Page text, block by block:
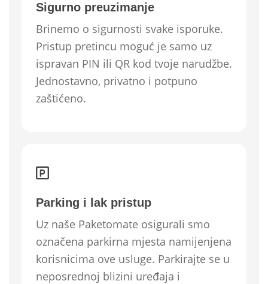
Sigurno preuzimanje
Brinemo o sigurnosti svake isporuke.
Pristup pretincu moguć je samo uz
ispravan PIN ili QR kod tvoje narudžbe.
Jednostavno, privatno i potpuno
zaštićeno.
Parking i lak pristup
Uz naše Paketomate osigurali smo
označena parkirna mjesta namijenjena
korisnicima ove usluge. Parkirajte se u
neposrednoj blizini uređaja i